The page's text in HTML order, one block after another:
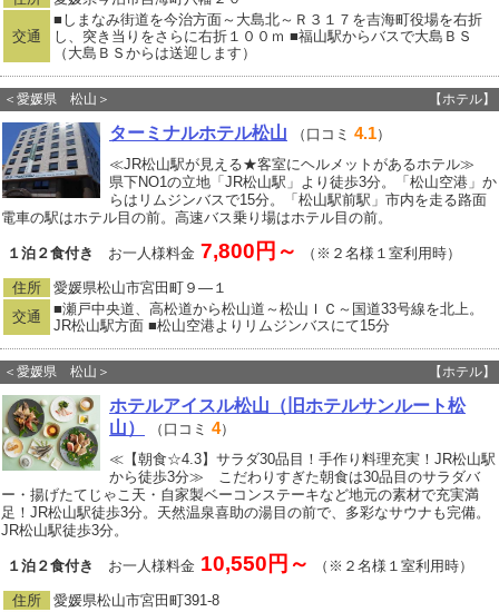
交通
■しまなみ街道を今治方面～大島北～Ｒ３１７を吉海町役場を右折
し、突き当りをさらに右折１００ｍ ■福山駅からバスで大島ＢＳ
（大島ＢＳからは送迎します）
＜愛媛県 松山＞ 【ホテル】
ターミナルホテル松山 （口コミ 4.1）
≪JR松山駅が見える★客室にヘルメットがあるホテル≫
県下NO1の立地「JR松山駅」より徒歩3分。「松山空港」か
らはリムジンバスで15分。「松山駅前駅」市内を走る路面
電車の駅はホテル目の前。高速バス乗り場はホテル目の前。
１泊２食付き お一人様料金 7,800円～ （※２名様１室利用時）
住所
愛媛県松山市宮田町９―１
交通
■瀬戸中央道、高松道から松山道～松山ＩＣ～国道33号線を北上。
JR松山駅方面 ■松山空港よりリムジンバスにて15分
＜愛媛県 松山＞ 【ホテル】
ホテルアイスル松山（旧ホテルサンルート松
山）
（口コミ 4）
≪【朝食☆4.3】サラダ30品目！手作り料理充実！JR松山駅
から徒歩3分≫ こだわりすぎた朝食は30品目のサラダバ
ー・揚げたてじゃこ天・自家製ベーコンステーキなど地元の素材で充実満
足！JR松山駅徒歩3分。天然温泉喜助の湯目の前で、多彩なサウナも完備。
JR松山駅徒歩3分。
１泊２食付き お一人様料金 10,550円～ （※２名様１室利用時）
住所
愛媛県松山市宮田町391-8